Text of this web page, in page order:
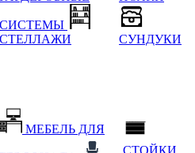
СИСТЕМЫ
СТЕЛЛАЖИ
СУНДУКИ
МЕБЕЛЬ ДЛЯ